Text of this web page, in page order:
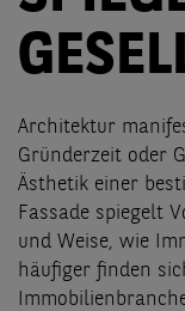
Architektur
Gründerzeit oder
Ästhetik einer
Fassade spiegelt
und Weise, wie
häufiger finden